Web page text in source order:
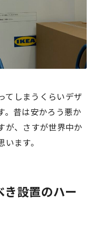
てしまうくらいデザ
。昔は安かろう悪か
が、さすが世界中か
ます。
き設置のハー